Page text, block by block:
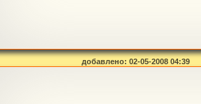
добавлено: 02-05-2008 04:39